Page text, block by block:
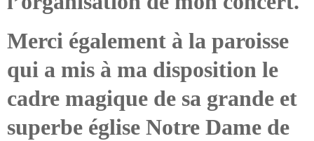
Merci également à la paroisse
qui a mis à ma disposition le
cadre magique de sa grande et
superbe église Notre Dame de